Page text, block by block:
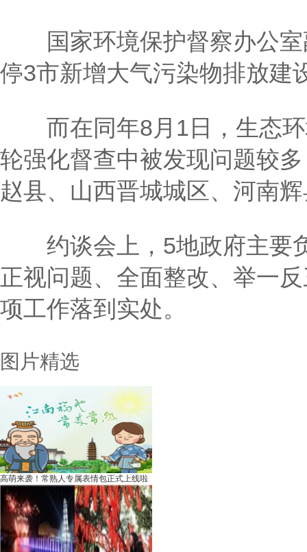
国家环境保护督察办公室
停3市新增大气污染物排放建
而在同年8月1日，生态环
轮强化督查中被发现问题较
赵县、山西晋城城区、河南
约谈会上，5地政府主要
正视问题、全面整改、举一
项工作落到实处。
图片精选
高萌来袭！常熟人专属表情包正式上线啦